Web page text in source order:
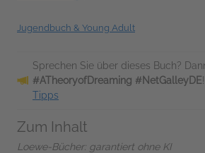
Jugendbuch & Young Adult
Sprechen Sie über dieses Buch?
#ATheoryofDreaming #NetGalleyDE!
Tipps
Zum Inhalt
Loewe-Bücher: garantiert ohne KI